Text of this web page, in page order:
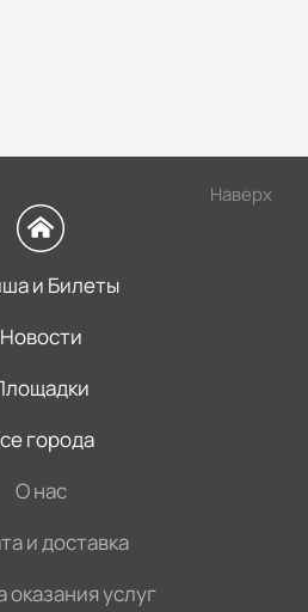
Наверх
и Билеты
Новости
города
О нас
и доставка
оказания услуг